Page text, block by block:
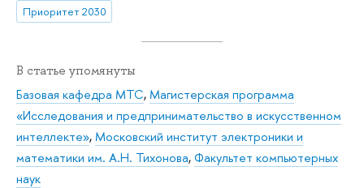
Приоритет 2030
В статье упомянуты
Базовая кафедра МТС,Магистерская программа
«Исследования и предпринимательство в искусственном
интеллекте»,Московский институт электроники и
математики им. А.Н. Тихонова,Факультет компьютерных
наук